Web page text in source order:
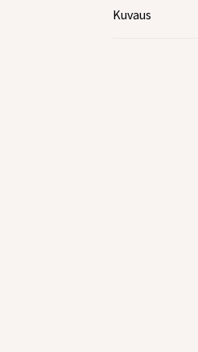
Kuvaus